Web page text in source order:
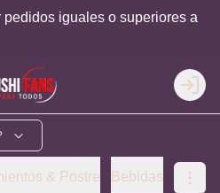
iguales o superiores a
Login
& Postre Bebidas